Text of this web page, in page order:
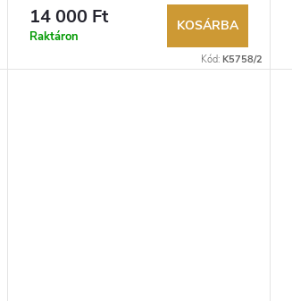
14 000 Ft
Raktáron
KOSÁRBA
Kód: K5758/2